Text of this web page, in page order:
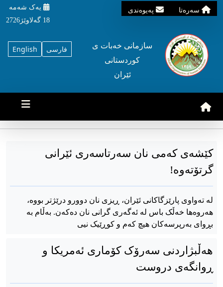
سه‌ره‌تا په‌یوه‌ندی
یه‌ک شه‌مه‌
18 گه‌لاوێژ2726
English فارسی
سازمانی خه‌بات ی
کوردستانی
ئێران
کێشەی کەمی نان سەرتاسەری ئێرانی
گرتۆتەوە!
لە تەواوی پارێزگاکانی ئێران، ڕیزی نان دوورو درێژتر بووە،
هەروەها خەڵک باس لە ئەگەری گرانی نان دەکەن. بەڵام بە
بڕوای بەرپرسەکان هیچ کەم و کوڕێیک نیی
هەڵبژاردنی سەرۆک کۆماری ئەمریکا و
ڕوانگەی دروست